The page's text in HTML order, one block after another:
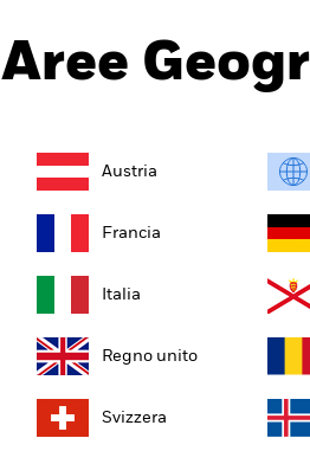
Aree
Austria
Francia
Italia
Regno unito
Svizzera